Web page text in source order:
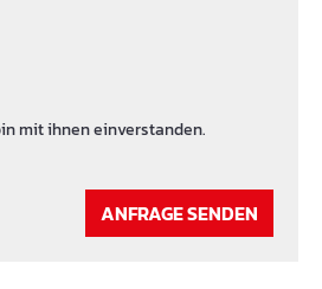
mit ihnen einverstanden.
ANFRAGE SENDEN